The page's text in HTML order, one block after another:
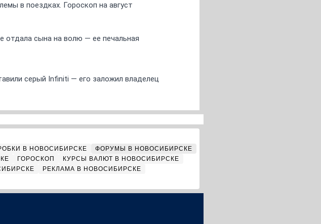
в поездках. Гороскоп на август
отдала сына на волю — ее печальная
серый Infiniti — его заложил владелец
В НОВОСИБИРСКЕ
ФОРУМЫ В НОВОСИБИРСКЕ
ГОРОСКОП
КУРСЫ ВАЛЮТ В НОВОСИБИРСКЕ
РЕКЛАМА В НОВОСИБИРСКЕ